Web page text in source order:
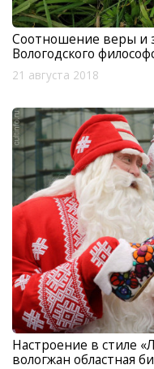
Соотношение веры и
Вологодского
21 августа 2018
Настроение в стиле
вологжан областная